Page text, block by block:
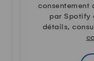
consentement
par Spotify
détails,